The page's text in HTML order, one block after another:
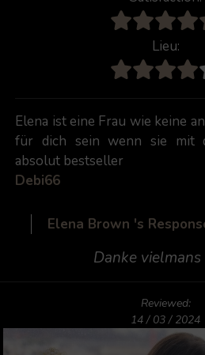
Lieu:
Elena ist eine Frau wie keine
für dich sein wenn sie mit
absolut bestseller
Debi66
Elena Brown 's
Danke vielmans
Reviewed:
14 / 03 / 2024